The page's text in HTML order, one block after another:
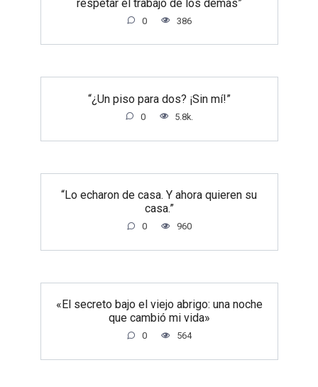
0 386
“¿Un piso para dos? ¡Sin mí!”
0 5.8k.
“Lo echaron de casa. Y ahora quieren su
casa.”
0 960
«El secreto bajo el viejo abrigo: una noche
que cambió mi vida»
0 564